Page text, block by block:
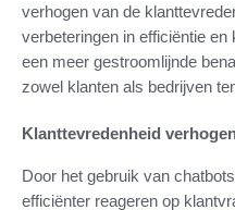
verhogen van de
verbeteringen in efficiëntie
een meer gestroomlijnde
zowel klanten als bedrijven
Klanttevredenheid
Door het gebruik van
efficiënter reageren op